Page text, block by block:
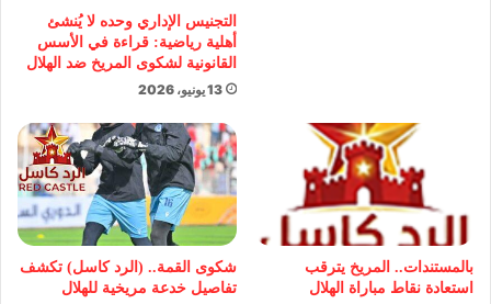
التجنيس الإداري وحده لا يُنشئ
أهلية رياضية: قراءة في الأسس
القانونية لشكوى المريخ ضد الهلال
13 يونيو، 2026
بالمستندات.. المريخ يترقب
استعادة نقاط مباراة الهلال
شكوى القمة.. (الرد كاسل) تكشف
تفاصيل خدعة مريخية للهلال